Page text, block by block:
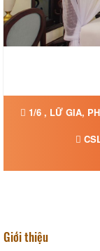
1/6 , LỮ GIA,
Giới thiệu